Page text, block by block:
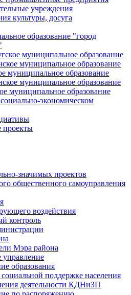
учреждения
культуры, досуга
образование "город
муниципальное образование
муниципальное образование
муниципальное образование
муниципальное образование
муниципальное образование
экономическом
значимых проектов
общественного самоуправления
воздействия
контроль
Мэра района
управление
образования
поддержке населения
деятельности КДНиЗП